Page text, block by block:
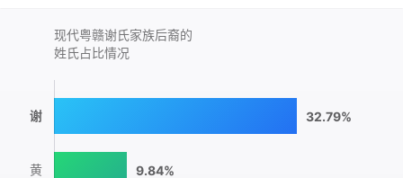
现代粤赣谢氏家族后裔的
姓氏占比情况
32.79%
谢
9.84%
黄